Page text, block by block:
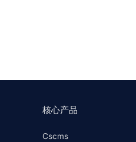
核心产品
Cscms